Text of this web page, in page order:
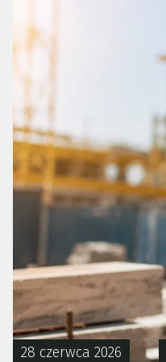
28 czerwca 2026